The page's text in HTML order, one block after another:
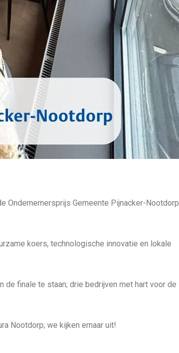
Ondernemersprijs Gemeente Pijnacker-Nootdorp
koers, technologische innovatie en lokale
de finale te staan; drie bedrijven met hart voor de
Nootdorp; we kijken ernaar uit!